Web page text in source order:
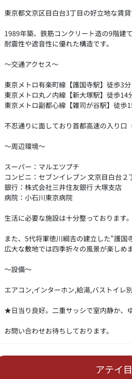
東京都文京区目白台3丁目の好立地な賃
1989年築、鉄筋コンクリート造の9階建て
耐震性や遮音性に優れた構造です。
～交通アクセス～
東京メトロ有楽町線【護国寺駅】徒歩3分
東京メトロ丸ノ内線【新大塚駅】徒歩14
東京メトロ副都心線【雑司が谷駅】徒歩
不忍通りに面しており首都高速の入り口
～周辺環境～
スーパー：マルエツプチ
コンビニ：セブンイレブン 文京目白台２
銀行：株式会社三井住友銀行 大塚支店
病院：小石川東京病院
生活に必要な施設は十分整っております。
また、5代将軍徳川綱吉の建立した“護国
広大な敷地では四季折々の風景が楽しめま
～設備～
エアコン,インターホン,給湯,バストイ
★日当り良好。二重サッシで室内静か、
お問い合わせお待ちしております。
アテイ